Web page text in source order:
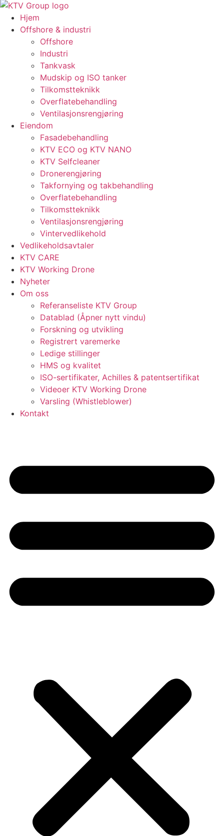
Hjem
Offshore & industri
Offshore
Industri
Tankvask
Mudskip og ISO tanker
Tilkomstteknikk
Overflatebehandling
Ventilasjonsrengjøring
Eiendom
Fasadebehandling
KTV ECO og KTV NANO
KTV Selfcleaner
Dronerengjøring
Takfornying og takbehandling
Overflatebehandling
Tilkomstteknikk
Ventilasjonsrengjøring
Vintervedlikehold
Vedlikeholdsavtaler
KTV CARE
KTV Working Drone
Nyheter
Om oss
Referanseliste KTV Group
Datablad (Åpner nytt vindu)
Forskning og utvikling
Registrert varemerke
Ledige stillinger
HMS og kvalitet
ISO-sertifikater, Achilles & patentsertifikat
Videoer KTV Working Drone
Varsling (Whistleblower)
Kontakt